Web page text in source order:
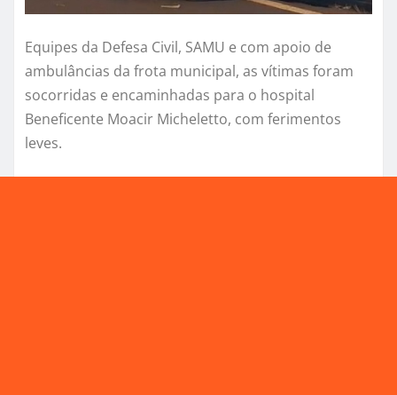
Equipes da Defesa Civil, SAMU e com apoio de
ambulâncias da frota municipal, as vítimas foram
socorridas e encaminhadas para o hospital
Beneficente Moacir Micheletto, com ferimentos
leves.